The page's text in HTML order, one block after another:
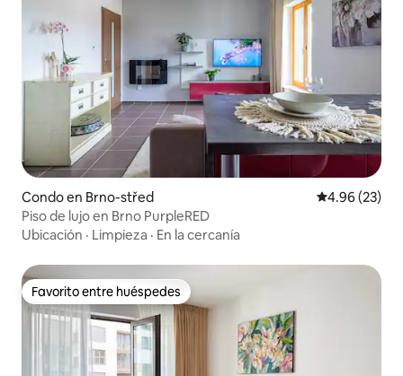
Condo en Brno-střed Calificación
4.96 (23)
Piso de lujo en Brno PurpleRED
Ubicación · Limpieza · En la cercanía
Favorito entre huéspedes
Favorito entre huéspedes